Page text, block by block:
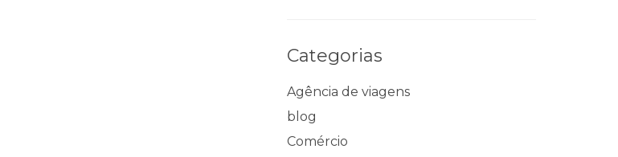
Categorias
Agência de viagens
blog
Comércio